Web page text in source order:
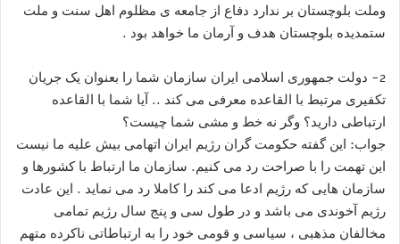
وملت بلوچستان بر ندارد دفاع از جامعه ی مظلوم اهل سنت و ملت
ستمدیده بلوچستان هدف و آرمان ما خواهد بود .
2- دولت جمهوری اسلامی ایران سازمان شما را بعنوان یک جریان
تکفیری مرتبط با القاعده معرفی می کند .. آیا شما با القاعده
ارتباطی دارید؟ وگر نه خط و مشی شما چیست؟
جواب: این گفته حکومت گران رژیم ايران اتهامی بیش علیه ما نیست
این تهمت را با صراحت رد می کنیم. سازمان ما ارتباط با کشورها و
سازمان هایی که رژیم ادعا می کند را کاملا رد می نماید . این عادت
رژیم آخوندی می باشد و در طول سی و پنج سال رژیم تمامی
مخالفان مذهبی ، سیاسی و قومی خود را به ارتباطاتی ناکرده متهم